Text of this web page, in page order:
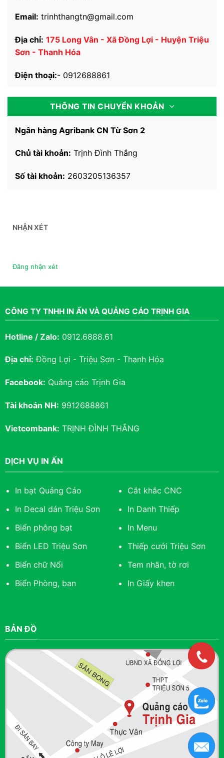
Email: trinhthangtn@gmail.com
Địa chỉ: 175 Long Vân - Xã Đồng Lợi - Huyện Triệu
Sơn - Thanh Hóa
Điện thoại:- 0912688861
THÔNG TIN CHUYỂN KHOẢN
Ngân hàng Agribank CN Từ Sơn 2
Chủ tài khoản: Trịnh Đình Thắng
Số tài khoản: 2603205136357
NHẬN XÉT
Đăng nhận xét
CÔNG TY TNHH IN ẤN VÀ QUẢNG CÁO TRỊNH GIA
Hotline / Zalo: 0912.6888.61
Địa chỉ: Đồng Lợi - Triệu Sơn - Thanh Hóa
Facebook: Quảng cáo Trịnh Gia
Tài khoản NH: 9912688861
Vietcombank: TRỊNH ĐÌNH THẮNG
DỊCH VỤ IN ẤN
In bạt Quảng Cáo
In Decal dán Triệu Sơn
Biển phông bạt
Biển LED Triệu Sơn
Biển chữ Nổi
Biển Phòng, ban
Cắt khắc CNC
In Danh Thiếp
In Menu
Thiếp cưới Triệu Sơn
Tem nhãn, tờ rơi
In Giấy khen
BẢN ĐỒ